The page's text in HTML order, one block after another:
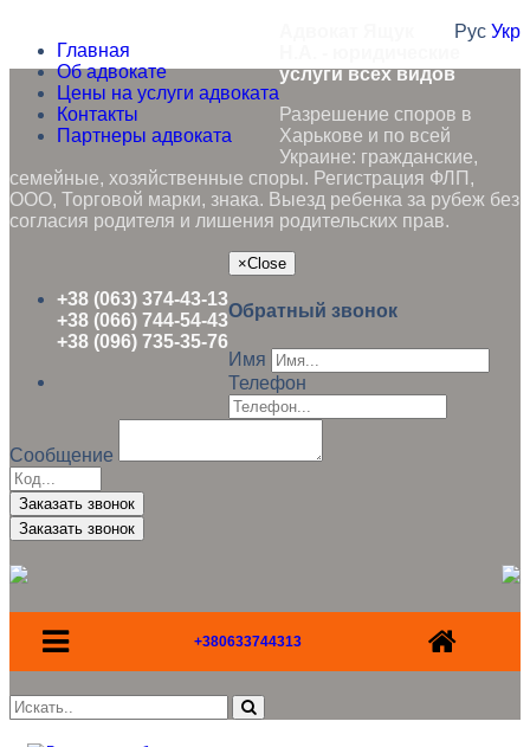
Главная
Об адвокате
Цены на услуги адвоката
Контакты
Партнеры адвоката
Рус Укр
услуги всех видов
Разрешение споров в
Харькове и по всей
Украине: гражданские,
семейные, хозяйственные споры. Регистрация ФЛП,
ООО, Торговой марки, знака. Выезд ребенка за рубеж без
согласия родителя и лишения родительских прав.
+38 (063) 374-43-13
+38 (066) 744-54-43
+38 (096) 735-35-76
×Close
Обратный звонок
Имя
Телефон
Сообщение
Заказать звонок
+380633744313